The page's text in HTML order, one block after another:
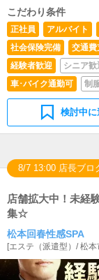
こだわり条件
正社員 アルバイト
社会保険完備
交通費
経験者歓迎
シニア歓
車･バイク通勤可
制
検討中に
8/7 13:00 店長ブロ
店舗拡大中！未経
集☆
松本回春性感SPA
[エステ（派遣型） /松本